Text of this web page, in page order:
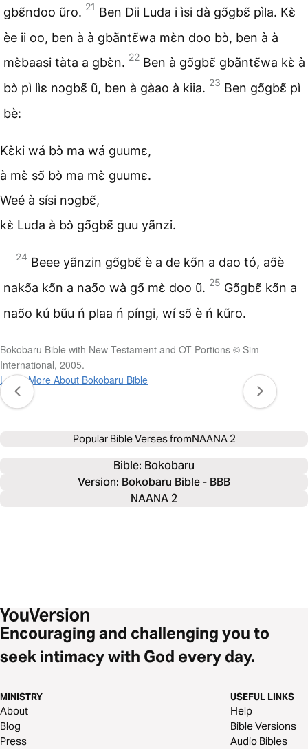
gbɛ̃ndoo ũro. 21 Ben Dii Luda i ìsi dà gↄ̃gbɛ̃ pìla. Kɛ̀
èe ii oo, ben à à gbã̀ntɛ̃wa mɛ̀n doo bↄ̀, ben à à
mɛ̀baasi tàta a gbɛ̀n. 22 Ben à gↄ̃gbɛ̃ gbã̀ntɛ̃wa kɛ̀ à
bↄ̀ pì lìɛ nↄgbɛ̃ ũ, ben à gàao à kiia. 23 Ben gↄ̃gbɛ̃ pì
bè:
Kɛ̀ki wá bↄ̀ ma wá guumɛ,
à mɛ̀ sↄ̃ bↄ̀ ma mɛ̀ guumɛ.
Weé à sísi nↄgbɛ̃,
kɛ̀ Luda à bↄ̀ gↄ̃gbɛ̃ guu yãnzi.
24 Beee yãnzin gↄ̃gbɛ̃ è a de kↄ̃n a dao tó, aↄ̃è
nakↄ̃a kↄ̃n a naↄ̃o wà gↄ̃ mɛ̀ doo ũ. 25 Gↄ̃gbɛ̃ kↄ̃n a
naↄ̃o kú bũu ń plaa ń píngi, wí sↄ̃ è ń kũro.
Bokobaru Bible with New Testament and OT Portions © Sim
International, 2005.
Learn More About Bokobaru Bible
Popular Bible Verses fromNAANA 2
Bible: Bokobaru
Version: Bokobaru Bible - BBB
NAANA 2
Encouraging and challenging you to
seek intimacy with God every day.
MINISTRY
About
Blog
Press
USEFUL LINKS
Help
Bible Versions
Audio Bibles